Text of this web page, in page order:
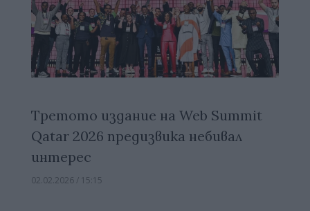
Третото издание на Web Summit
Qatar 2026 предизвика небивал
интерес
02.02.2026 / 15:15